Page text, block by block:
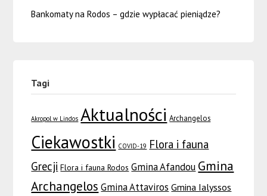
Bankomaty na Rodos – gdzie wypłacać pieniądze?
Tagi
Akropol w Lindos Aktualności Archangelos
Ciekawostki COVID-19 Flora i fauna
Grecji Flora i fauna Rodos Gmina Afandou Gmina
Archangelos Gmina Attaviros Gmina Ialyssos